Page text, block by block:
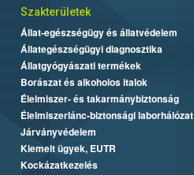
Szakterületek
Állat-egészségügy és állatvédelem
Állategészségügyi diagnosztika
Állatgyógyászati termékek
Borászat és alkoholos italok
Élelmiszer- és takarmánybiztonság
Élelmiszerlánc-biztonsági laborhálózat
Járványvédelem
Kiemelt ügyek, EUTR
Kockázatkezelés